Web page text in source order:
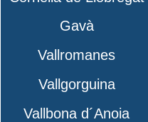
Gavà
Vallromanes
Vallgorguina
Vallbona d´Anoia